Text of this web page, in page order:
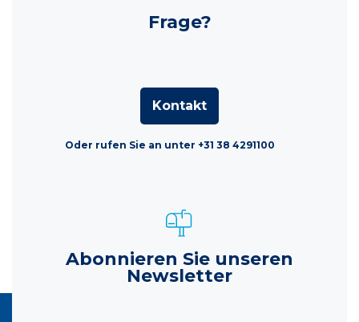
Frage?
Kontakt
Oder rufen Sie an unter +31 38 4291100
Abonnieren Sie unseren
Newsletter